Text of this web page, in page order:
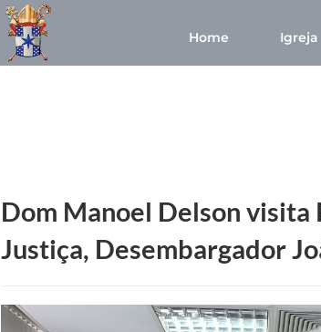
Home Igreja
Dom Manoel Delson
Justiça, Desembargador